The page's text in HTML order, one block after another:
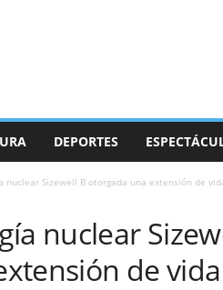
DEPORTES
nuclear Sizewell B otorgada una extensión de
nuclear
de